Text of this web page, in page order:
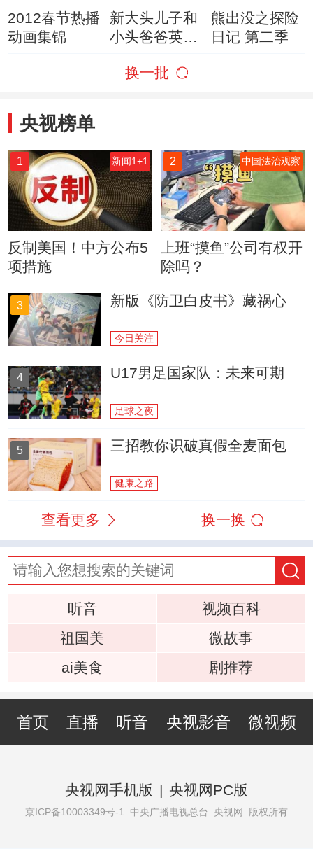
2012春节热播
动画集锦
新大头儿子和
小头爸爸英雄
熊出没之探险
日记 第二季
换一批
央视榜单
1 新闻1+1
反制美国！中方公布5
项措施
2 中国法治观察
上班“摸鱼”公司有权开
除吗？
3 新版《防卫白皮书》藏祸心
今日关注
4 U17男足国家队：未来可期
足球之夜
5 三招教你识破真假全麦面包
健康之路
查看更多 换一换
听音
视频百科
祖国美
微故事
ai美食
剧推荐
首页 直播 听音 央视影音 微视频
央视网手机版 | 央视网PC版
京ICP备10003349号-1 中央广播电视总台 央视网 版权所有